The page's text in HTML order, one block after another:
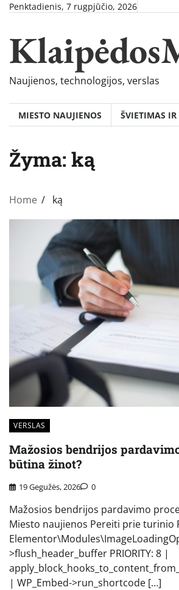
Skip
content
Penktadienis, 7 rugpjūčio, 2026
Naujienos, technologijos, verslas
MIESTO NAUJIENOS ŠVIETIMAS IR
Žyma: ką
Home ką
VERSLAS
Mažosios bendrijos
būtina žinot?
19 Gegužės, 2026 0
Mažosios bendrijos pardavimo
Miesto naujienos Pereiti prie turinio
>flush_header_buffer PRIORITY: 8 |
| WP_Embed->run_shortcode […]